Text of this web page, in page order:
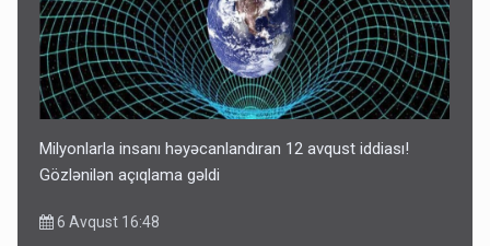
Milyonlarla insanı həyəcanlandıran 12 avqust iddiası!
Gözlənilən açıqlama gəldi
6 Avqust 16:48